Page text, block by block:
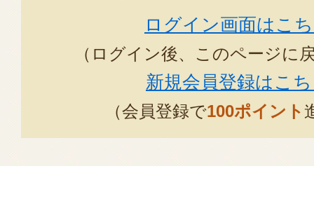
ログイン画面はこ
（ログイン後、このページに
新規会員登録はこ
（会員登録で100ポイント